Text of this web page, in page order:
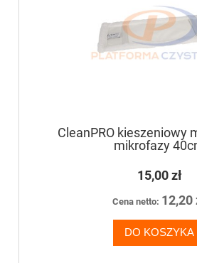
CleanPRO kieszeniowy
mikrofazy
15,00 zł
Cena netto: 12,20
DO KOSZYKA